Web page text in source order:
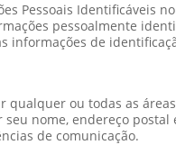
Pessoais Identificáveis
pessoalmente
informações de
ou todas as
nome, endereço
de comunicação.